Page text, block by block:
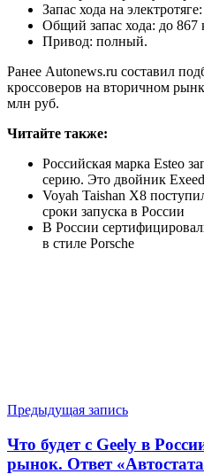
Запас хода на
Общий запас хода: до 867
Привод: полный.
Ранее Autonews.ru составил
кроссоверов на вторичном
млн руб.
Читайте также:
Российская марка Esteo
серию. Это двойник Exeed
Voyah Taishan X8
сроки запуска в России
В России
в стиле Porsche
Навигация
по
записям
Предыдущая запись
Что будет с Geely в
рынок. Ответ